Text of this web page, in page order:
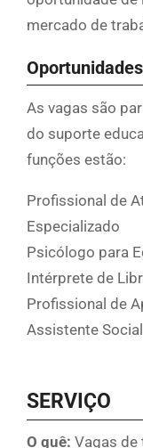
mercado de
As vagas são
do suporte
funções estão:
Profissional de
Especializado
Psicólogo para
Intérprete de
Profissional de
Assistente Social
SERVIÇO
O quê: Vagas de